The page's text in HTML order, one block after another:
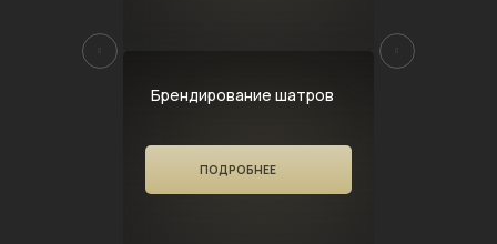
Брендирование шатров
ПОДРОБНЕЕ